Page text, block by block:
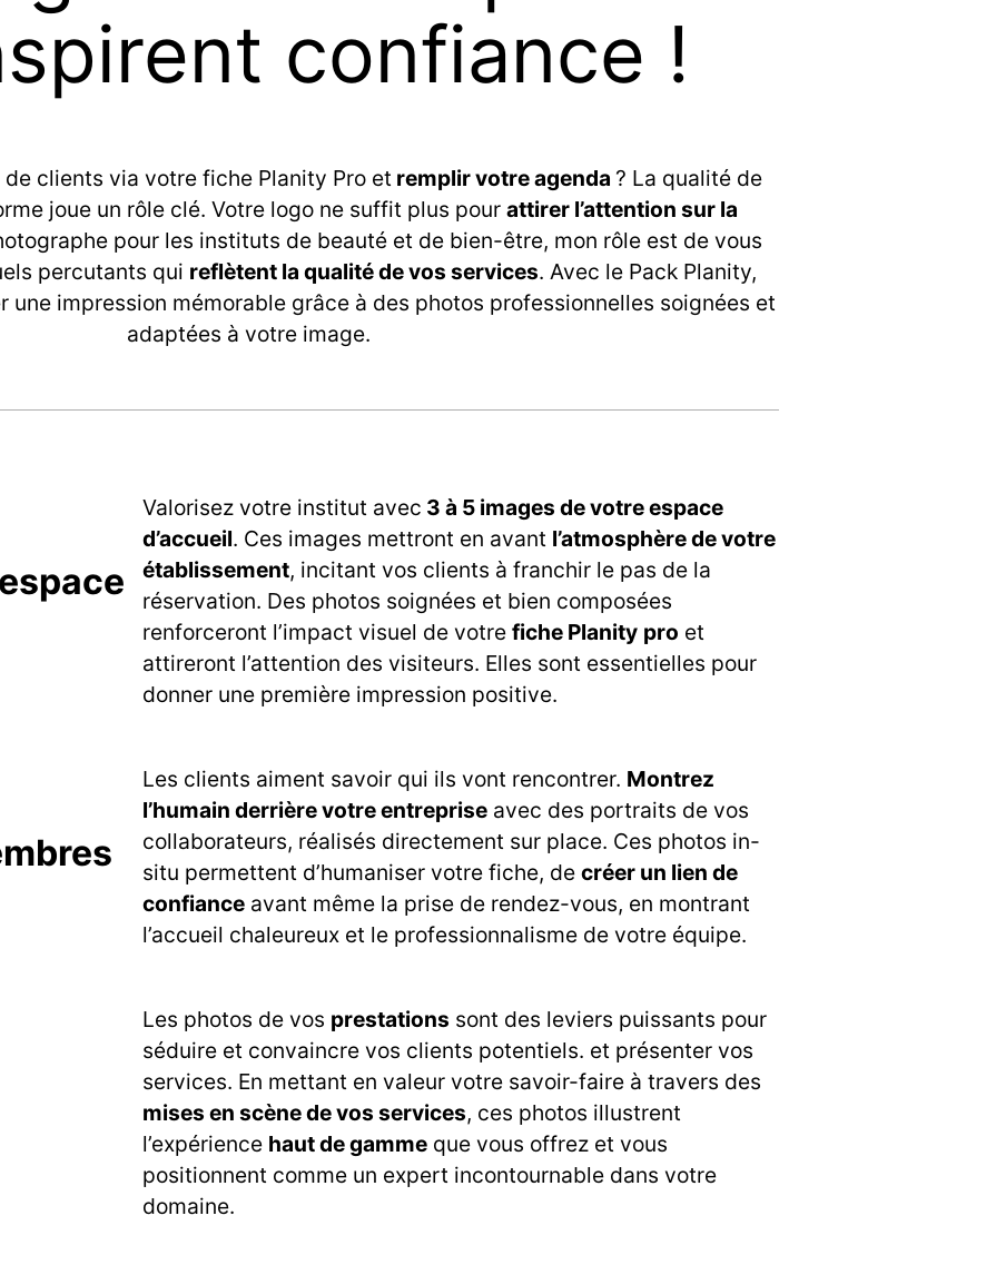
confiance !
clients via votre fiche Planity Pro et remplir votre agenda ? La qualité de
joue un rôle clé. Votre logo ne suffit plus pour attirer l’attention sur la
pour les instituts de beauté et de bien-être, mon rôle est de vous
percutants qui reflètent la qualité de vos services. Avec le Pack Planity,
une impression mémorable grâce à des photos professionnelles soignées et
adaptées à votre image.
Valorisez votre institut avec 3 à 5 images de votre espace
d’accueil. Ces images mettront en avant l’atmosphère de votre
établissement, incitant vos clients à franchir le pas de la
réservation. Des photos soignées et bien composées
renforceront l’impact visuel de votre fiche Planity pro et
attireront l’attention des visiteurs. Elles sont essentielles pour
donner une première impression positive.
Les clients aiment savoir qui ils vont rencontrer. Montrez
l’humain derrière votre entrepriseavec des portraits de vos
collaborateurs, réalisés directement sur place. Ces photos in-
situ permettent d’humaniser votre fiche, de créer un lien de
confianceavant même la prise de rendez-vous, en montrant
l’accueil chaleureux et le professionnalisme de votre équipe.
Les photos de vos prestations sont des leviers puissants pour
séduire et convaincre vos clients potentiels. et présenter vos
services. En mettant en valeur votre savoir-faire à travers des
mises en scène de vos services, ces photos illustrent
l’expérience haut de gammeque vous offrez et vous
positionnent comme un expert incontournable dans votre
domaine.